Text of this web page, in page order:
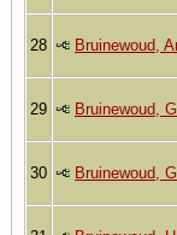
28 Bruinewoud,
29 Bruinewoud,
30 Bruinewoud,